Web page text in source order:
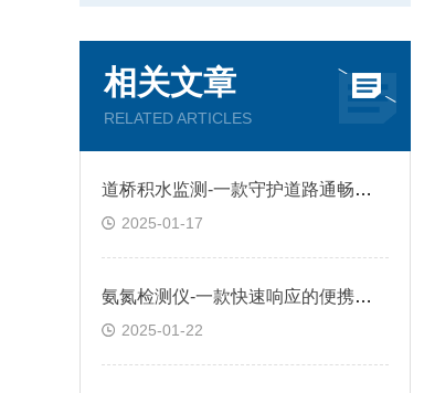
相关文章
RELATED ARTICLES
道桥积水监测-一款守护道路通畅的道路积水监测设备
2025-01-17
氨氮检测仪-一款快速响应的便携式水质检测仪
2025-01-22